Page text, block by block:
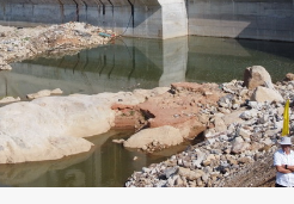
Hải Thành
Dũng
Hưng
- BTTTT cấp ngày 24.3.2020
về Báo Thanh Niên. Cấm sao
có sự chấp thuận bằng văn
JSC.